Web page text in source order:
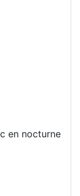
en nocturne